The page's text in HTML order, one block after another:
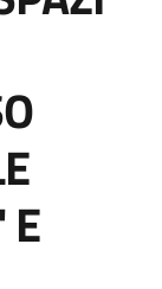
E